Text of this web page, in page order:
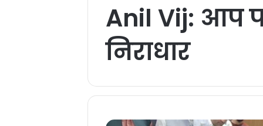
Anil Vij: आप
निराधार